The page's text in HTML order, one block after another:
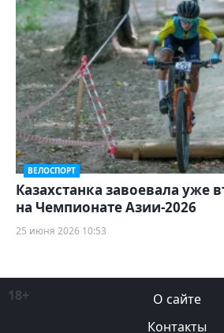
ВЕЛОСПОРТ
Казахстанка завоевала уже
на Чемпионате Азии-2026
25 июня 2026 10:53
18+
О сайте
Контакты